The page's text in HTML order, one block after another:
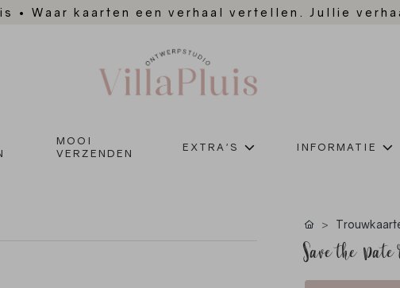
• Waar kaarten een verhaal vertellen. Jullie
MOOI
VERZENDEN
EXTRA'S INFORMATIE
Save the